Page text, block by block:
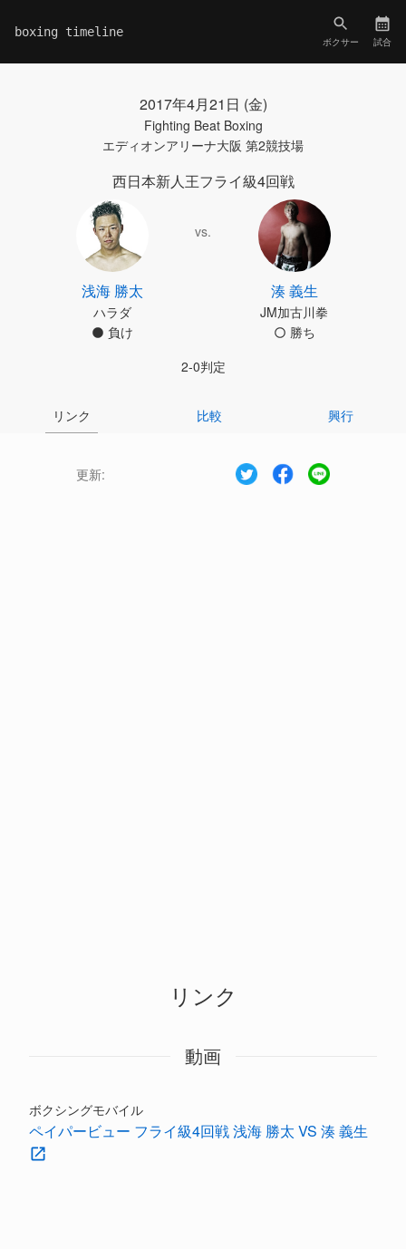
boxing timeline
ボクサー 試合
2017年4月21日 (金)
Fighting Beat Boxing
エディオンアリーナ大阪 第2競技場
西日本新人王フライ級4回戦
浅海 勝太
ハラダ
負け
vs.
湊 義生
JM加古川拳
勝ち
2-0判定
リンク 比較 興行
更新:
リンク
動画
ボクシングモバイル
ペイパービュー フライ級4回戦 浅海 勝太 VS 湊 義生